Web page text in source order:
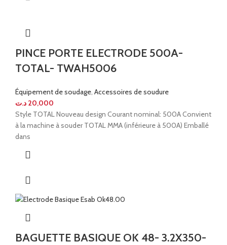
PINCE PORTE ELECTRODE 500A-
TOTAL- TWAH5006
Équipement de soudage, Accessoires de soudure
20,000 د.ت
Style TOTAL Nouveau design Courant nominal: 500A Convient
à la machine à souder TOTAL MMA (inférieure à 500A) Emballé
dans
BAGUETTE BASIQUE OK 48- 3.2X350-